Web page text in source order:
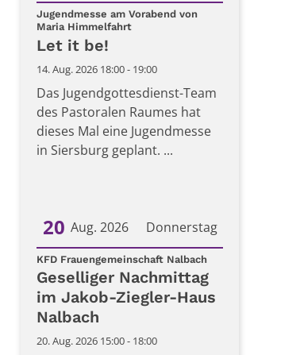
Datum: 14. August 2026
Jugendmesse am Vorabend von
Maria Himmelfahrt:
Let it be!
14. Aug. 2026 18:00 - 19:00
Das Jugendgottesdienst-Team
des Pastoralen Raumes hat
dieses Mal eine Jugendmesse
in Siersburg geplant. ...
Donnerstag
20 Aug. 2026
Datum: 20. August 2026
KFD Frauengemeinschaft Nalbach:
Geselliger Nachmittag
im Jakob-Ziegler-Haus
Nalbach
20. Aug. 2026 15:00 - 18:00